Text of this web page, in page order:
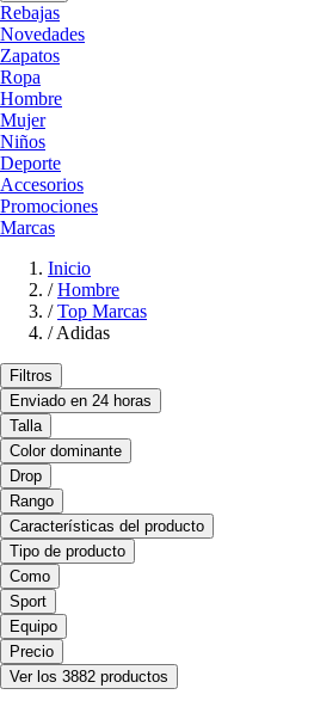
Rebajas
Novedades
Zapatos
Ropa
Hombre
Mujer
Niños
Deporte
Accesorios
Promociones
Marcas
Inicio
/ Hombre
/ Top Marcas
/ Adidas
Filtros
Enviado en 24 horas
Talla
Color dominante
Drop
Rango
Características del producto
Tipo de producto
Como
Sport
Equipo
Precio
Ver los 3882 productos